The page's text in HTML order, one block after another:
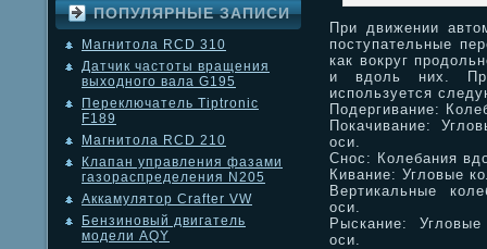
ПОПУЛЯРНЫЕ ЗАПИСИ
Магнитола RCD 310
Датчик частоты вращения
выходного вала G195
Переключатель Tiptronic
F189
Магнитола RCD 210
Клапан управления фазами
газораспределения N205
Аккамулятор Crafter VW
Бензиновый двигатель
модели AQY
При движении
поступательные
как вокруг
и вдоль них.
используется
Подергивание:
Покачивание:
оси.
Снос: Колебания
Кивание: Угловые
Вертикальные
оси.
Рыскание: Угловые
оси.